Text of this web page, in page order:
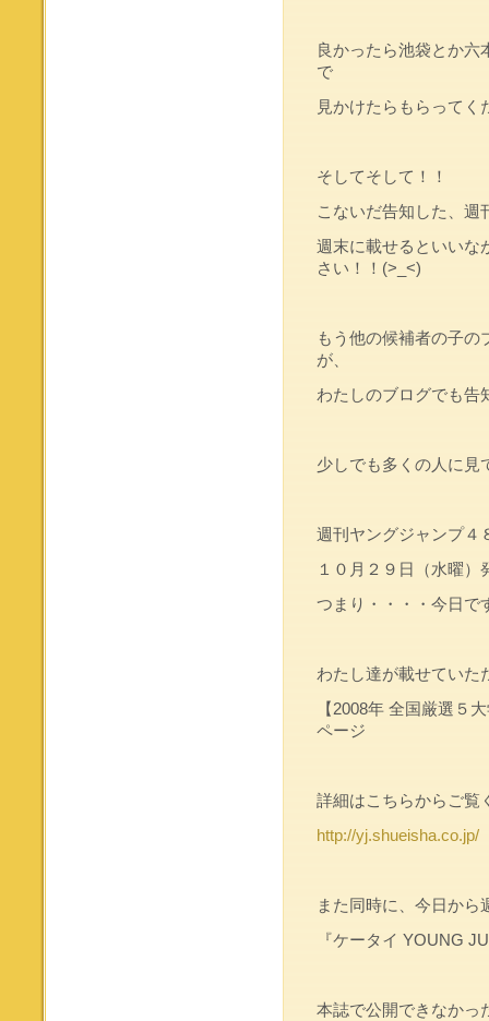
良かったら池袋とか六
で
見かけたらもらって
そしてそして！！
こないだ告知した、
週末に載せるといいな
さい！！(>_<)
もう他の候補者の子の
が、
わたしのブログでも告
少しでも多くの人に
週刊ヤングジャンプ４
１０月２９日（水曜
つまり・・・・今日で
わたし達が載せていた
【2008年 全国厳選５
ページ
詳細はこちらからご覧
http://yj.shueisha.co.jp/
また同時に、今日から
『ケータイ YOUNG
本誌で公開できなかっ